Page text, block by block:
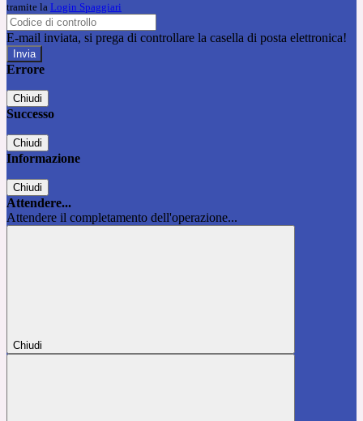
tramite la Login Spaggiari
E-mail inviata, si prega di controllare la casella di posta elettronica!
Errore
Chiudi
Successo
Chiudi
Informazione
Chiudi
Attendere...
Attendere il completamento dell'operazione...
Chiudi